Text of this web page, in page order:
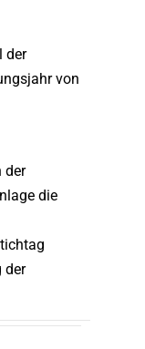
der
von
der
die
der